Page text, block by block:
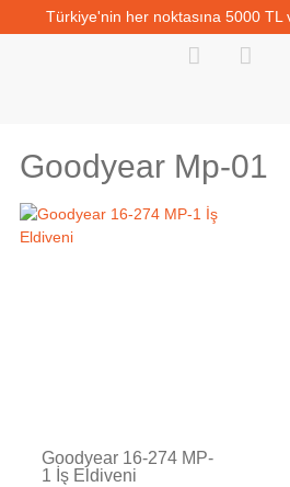
Türkiye'nin her noktasına 5000 TL
Goodyear Mp-01
Goodyear 16-274 MP-
1 İş Eldiveni